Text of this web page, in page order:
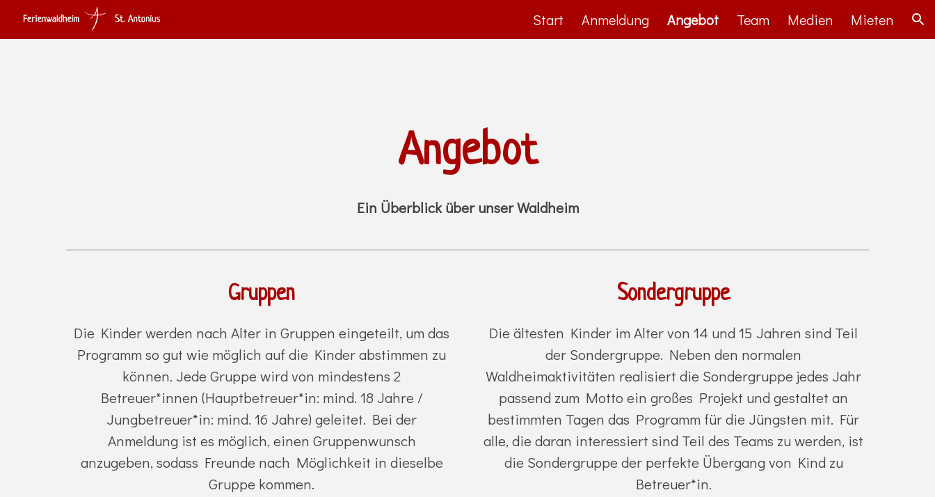
Skip to navigation
Start Anmeldung Angebot Team Medien Mieten
Angebot
Ein Überblick über unser Waldheim
Gruppen
Die Kinder werden nach Alter in Gruppen eingeteilt, um das
Programm so gut wie möglich auf die Kinder abstimmen zu
können. Jede Gruppe wird von mindestens 2
Betreuer*innen (Hauptbetreuer*in: mind. 18 Jahre /
Jungbetreuer*in: mind. 16 Jahre) geleitet. Bei der
Anmeldung ist es möglich, einen Gruppenwunsch
anzugeben, sodass Freunde nach Möglichkeit in dieselbe
Gruppe kommen.
Sondergruppe
Die ältesten Kinder im Alter von 14 und 15 Jahren sind Teil
der Sondergruppe. Neben den normalen
Waldheimaktivitäten realisiert die Sondergruppe jedes Jahr
passend zum Motto ein großes Projekt und gestaltet an
bestimmten Tagen das Programm für die Jüngsten mit. Für
alle, die daran interessiert sind Teil des Teams zu werden, ist
die Sondergruppe der perfekte Übergang von Kind zu
Betreuer*in.